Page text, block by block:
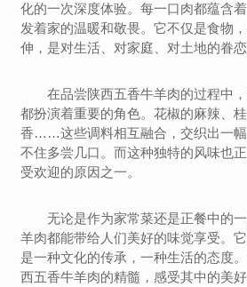
化的一次深度体验。每一口肉都蕴含
发着家的温暖和敬畏。它不仅是食物
伸，是对生活、对家庭、对土地的眷恋
在品尝陕西五香牛羊肉的过程中
都扮演着重要的角色。花椒的麻辣、
香……这些调料相互融合，交织出一
不住多尝几口。而这种独特的风味也
受欢迎的原因之一。
无论是作为家常菜还是正餐中的
羊肉都能带给人们美好的味觉享受。
是一种文化的传承，一种生活的态度
西五香牛羊肉的精髓，感受其中的美好